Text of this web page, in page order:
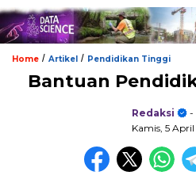
Home / Artikel / Pendidikan Tinggi
Bantuan
Redaksi
-
Kamis, 5 April